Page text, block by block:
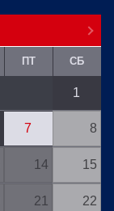
ПТ СБ
1
7 8
14 15
21 22